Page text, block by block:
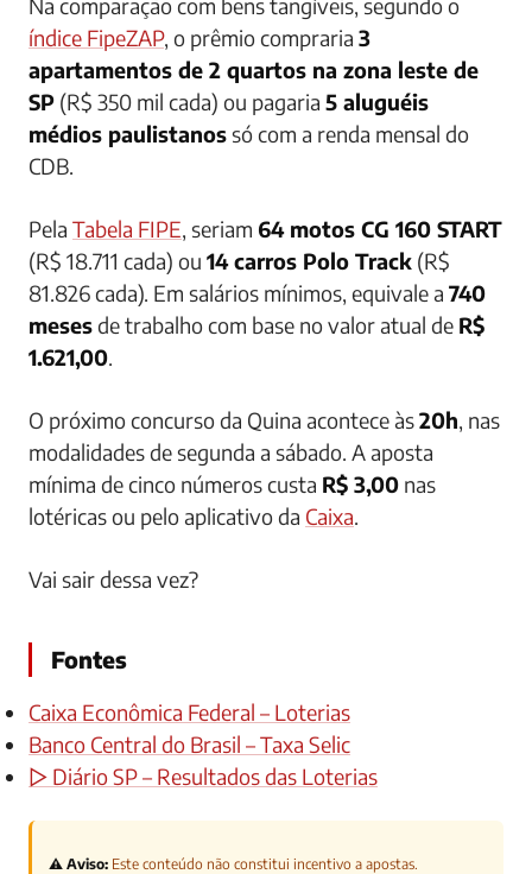
índice FipeZAP, o prêmio compraria 3
apartamentos de 2 quartos na zona leste de
SP (R$ 350 mil cada) ou pagaria 5 aluguéis
médios paulistanossó com a renda mensal do
CDB.
Pela Tabela FIPE, seriam 64 motos CG 160 START
(R$ 18.711 cada) ou 14 carros Polo Track (R$
81.826 cada). Em salários mínimos, equivale a 740
mesesde trabalho com base no valor atual de R$
1.621,00.
O próximo concurso da Quina acontece às20h, nas
modalidades de segunda a sábado. A aposta
mínima de cinco números custa R$ 3,00 nas
lotéricas ou pelo aplicativo da Caixa.
Vai sair dessa vez?
Fontes
Caixa Econômica Federal – Loterias
Banco Central do Brasil – Taxa Selic
▷ Diário SP – Resultados das Loterias
⚠️ Aviso: Este conteúdo não constitui incentivo a apostas.